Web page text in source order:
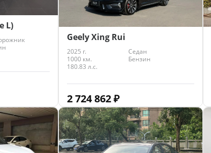
L)
Geely Xing Rui
2025 г.
Седан
1000 км.
Бензин
180.83 л.с.
2 724 862₽